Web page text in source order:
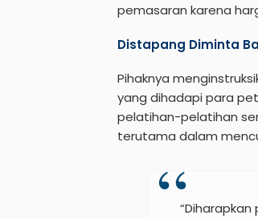
pemasaran karena
Distapang Diminta
Pihaknya
yang dihadapi para
pelatihan-pelatihan
terutama dalam